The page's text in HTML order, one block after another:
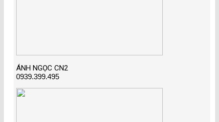
ÁNH NGỌC CN2
0939.399.495